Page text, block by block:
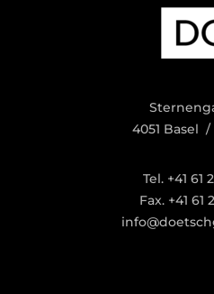
4051 Basel
Tel. +41 61
Fax. +41 61